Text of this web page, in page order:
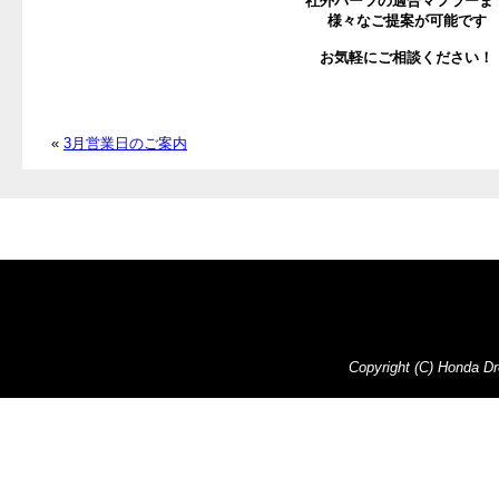
様々なご提案が可能です
お気軽にご相談ください！
« 3月営業日のご案内
Copyright (C) Honda